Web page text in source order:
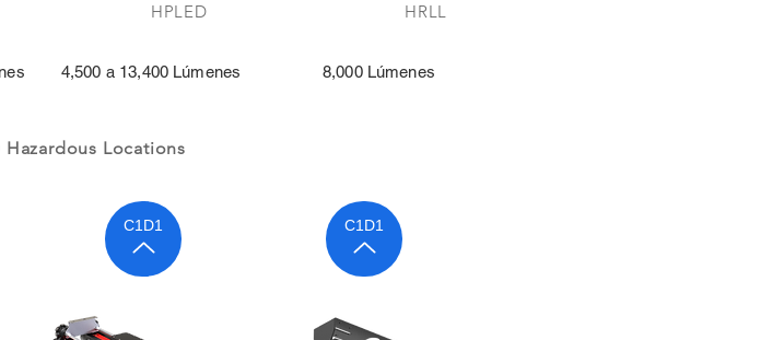
HPLED HRLL
4,500 a 13,400 Lúmenes 8,000 Lúmenes
Hazardous Locations
C1D1 C1D1